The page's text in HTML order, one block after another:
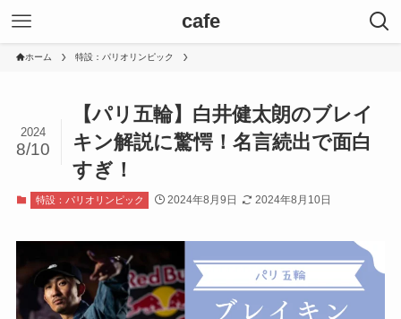
cafe
ホーム 特設：パリオリンピック
【パリ五輪】白井健太朗のブレイ
キン解説に驚愕！名言続出で面白
すぎ！
2024
8/10
特設：パリオリンピック 2024年8月9日 2024年8月10日